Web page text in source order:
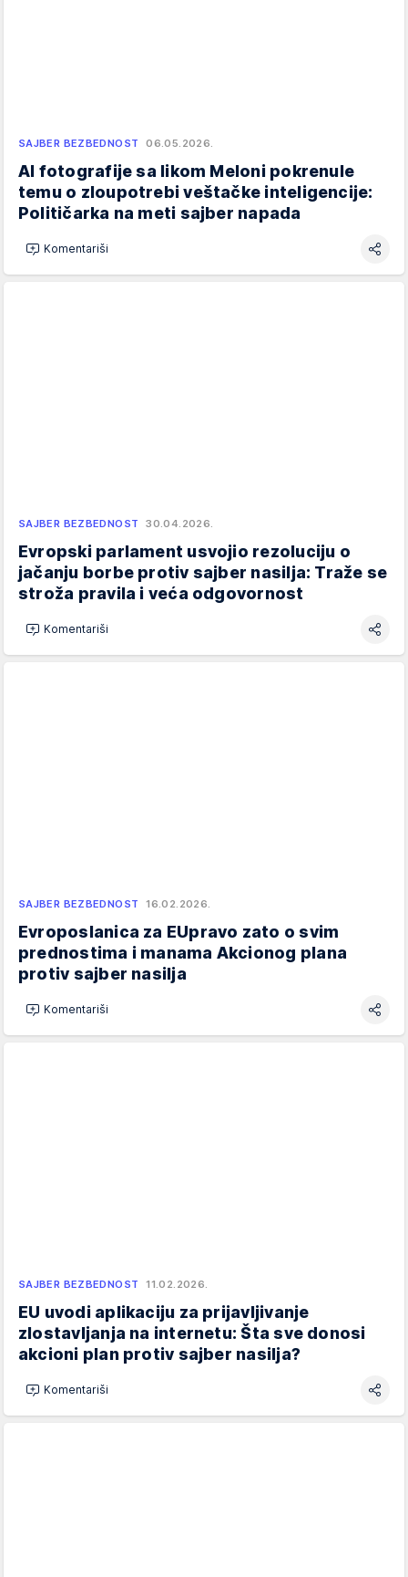
SAJBER BEZBEDNOST 06.05.2026.
AI fotografije sa likom Meloni pokrenule
temu o zloupotrebi veštačke inteligencije:
Političarka na meti sajber napada
Komentariši
SAJBER BEZBEDNOST 30.04.2026.
Evropski parlament usvojio rezoluciju o
jačanju borbe protiv sajber nasilja: Traže se
stroža pravila i veća odgovornost
Komentariši
SAJBER BEZBEDNOST 16.02.2026.
Evroposlanica za EUpravo zato o svim
prednostima i manama Akcionog plana
protiv sajber nasilja
Komentariši
SAJBER BEZBEDNOST 11.02.2026.
EU uvodi aplikaciju za prijavljivanje
zlostavljanja na internetu: Šta sve donosi
akcioni plan protiv sajber nasilja?
Komentariši